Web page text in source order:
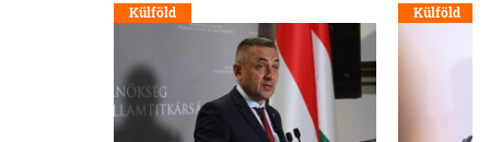
Külföld Külföld